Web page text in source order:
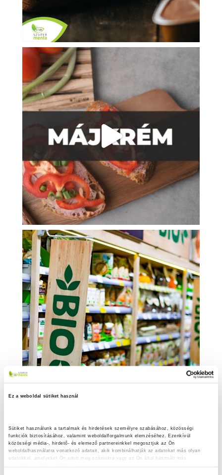
Ez a weboldal sütiket használ
Sütiket használunk a tartalmak és hirdetések személyre szabásához, közösségi
funkciók biztosításához, valamint weboldalforgalmunk elemzéséhez. Ezenkívül
közösségi média-, hirdető- és elemező partnereinkkel megosztjuk az Ön
weboldalhasználatra vonatkozó adatait, akik kombinálhatják az adatokat más olyan
adatokkal, amelyeket Ön adott meg számukra vagy az Ön által használt más